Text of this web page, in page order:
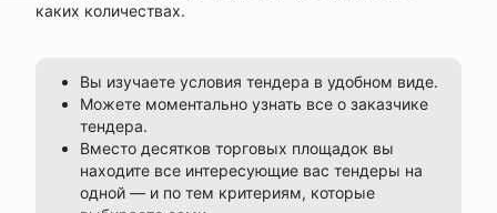
каких количествах.
Вы изучаете условия тендера в удобном виде.
Можете моментально узнать все о заказчике
тендера.
Вместо десятков торговых площадок вы
находите все интересующие вас тендеры на
одной — и по тем критериям, которые